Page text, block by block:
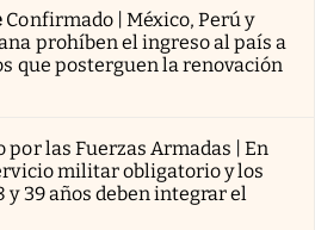
Confirmado | México, Perú y
prohíben el ingreso al país a
que posterguen la renovación
por las Fuerzas Armadas | En
militar obligatorio y los
y 39 años deben integrar el